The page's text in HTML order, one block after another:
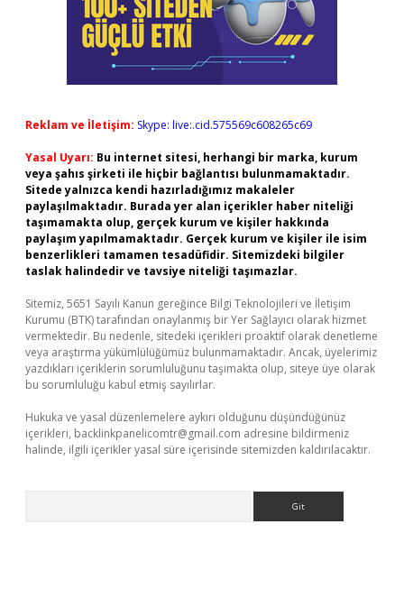
Reklam ve İletişim: Skype: live:.cid.575569c608265c69
Yasal Uyarı: Bu internet sitesi, herhangi bir marka, kurum
veya şahıs şirketi ile hiçbir bağlantısı bulunmamaktadır.
Sitede yalnızca kendi hazırladığımız makaleler
paylaşılmaktadır. Burada yer alan içerikler haber niteliği
taşımamakta olup, gerçek kurum ve kişiler hakkında
paylaşım yapılmamaktadır. Gerçek kurum ve kişiler ile isim
benzerlikleri tamamen tesadüfidir. Sitemizdeki bilgiler
taslak halindedir ve tavsiye niteliği taşımazlar.
Sitemiz, 5651 Sayılı Kanun gereğince Bilgi Teknolojileri ve İletişim
Kurumu (BTK) tarafından onaylanmış bir Yer Sağlayıcı olarak hizmet
vermektedir. Bu nedenle, sitedeki içerikleri proaktif olarak denetleme
veya araştırma yükümlülüğümüz bulunmamaktadır. Ancak, üyelerimiz
yazdıkları içeriklerin sorumluluğunu taşımakta olup, siteye üye olarak
bu sorumluluğu kabul etmiş sayılırlar.
Hukuka ve yasal düzenlemelere aykırı olduğunu düşündüğünüz
içerikleri, backlinkpanelicomtr@gmail.com adresine bildirmeniz
halinde, ilgili içerikler yasal süre içerisinde sitemizden kaldırılacaktır.